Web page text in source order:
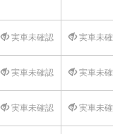
実車未確認 実車未確
実車未確認 実車未確
実車未確認 実車未確